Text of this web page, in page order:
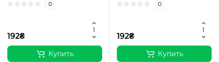
0
192₴
Купить
0
192₴
Купить